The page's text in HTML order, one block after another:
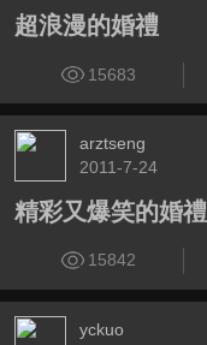
超浪漫的婚禮
15683
arztseng
2011-7-24
精彩又爆笑的婚禮
15842
yckuo